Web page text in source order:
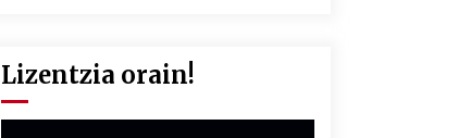
Lizentzia orain!